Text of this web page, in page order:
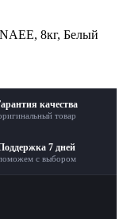
8кг, Белый
качества
товар
7 дней
с выбором